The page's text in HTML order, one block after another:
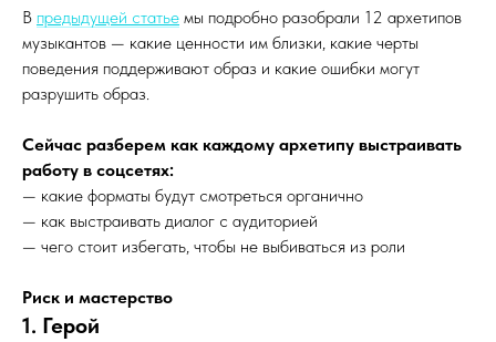
В предыдущей статье мы подробно разобрали 12 архетипов
музыкантов — какие ценности им близки, какие черты
поведения поддерживают образ и какие ошибки могут
разрушить образ.
Сейчас разберем как каждому архетипу выстраивать
работу в соцсетях:
— какие форматы будут смотреться органично
— как выстраивать диалог с аудиторией
— чего стоит избегать, чтобы не выбиваться из роли
Риск и мастерство
1. Герой